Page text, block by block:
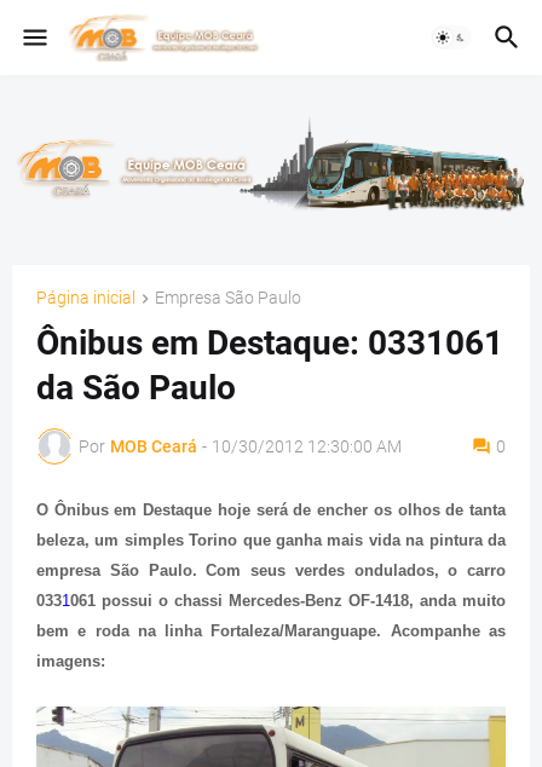
Página inicial Empresa São Paulo
Ônibus em Destaque: 0331061
da São Paulo
Por MOB Ceará - 10/30/2012 12:30:00 AM 0
O Ônibus em Destaque hoje será de encher os olhos de tanta
beleza, um simples Torino que ganha mais vida na pintura da
empresa São Paulo. Com seus verdes ondulados, o carro
0331061 possui o chassi Mercedes-Benz OF-1418, anda muito
bem e roda na linha Fortaleza/Maranguape. Acompanhe as
imagens: